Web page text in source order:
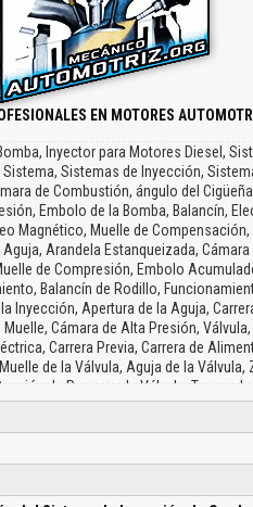
EN MOTORES
Inyector para Motores Diesel,
Sistemas de Inyección,
de Combustión, ángulo del
Embolo de la Bomba, Balancín,
Magnético, Muelle de
Arandela Estanqueizada,
de Compresión, Embolo
Balancín de Rodillo,
Inyección, Apertura de la Aguja,
Cámara de Alta Presión,
Carrera Previa, Carrera de
de la Válvula, Aguja de la
de Paso por la Válvula, Tuerca de
Inyector, Inyector de Taladro Ciego,
Vástago de Cuerpo del Inyector,
de Inyección, La Espiga de Presión,
Sistema, La Aguja del Inyector, La
Voltaje Electroválvula, Área